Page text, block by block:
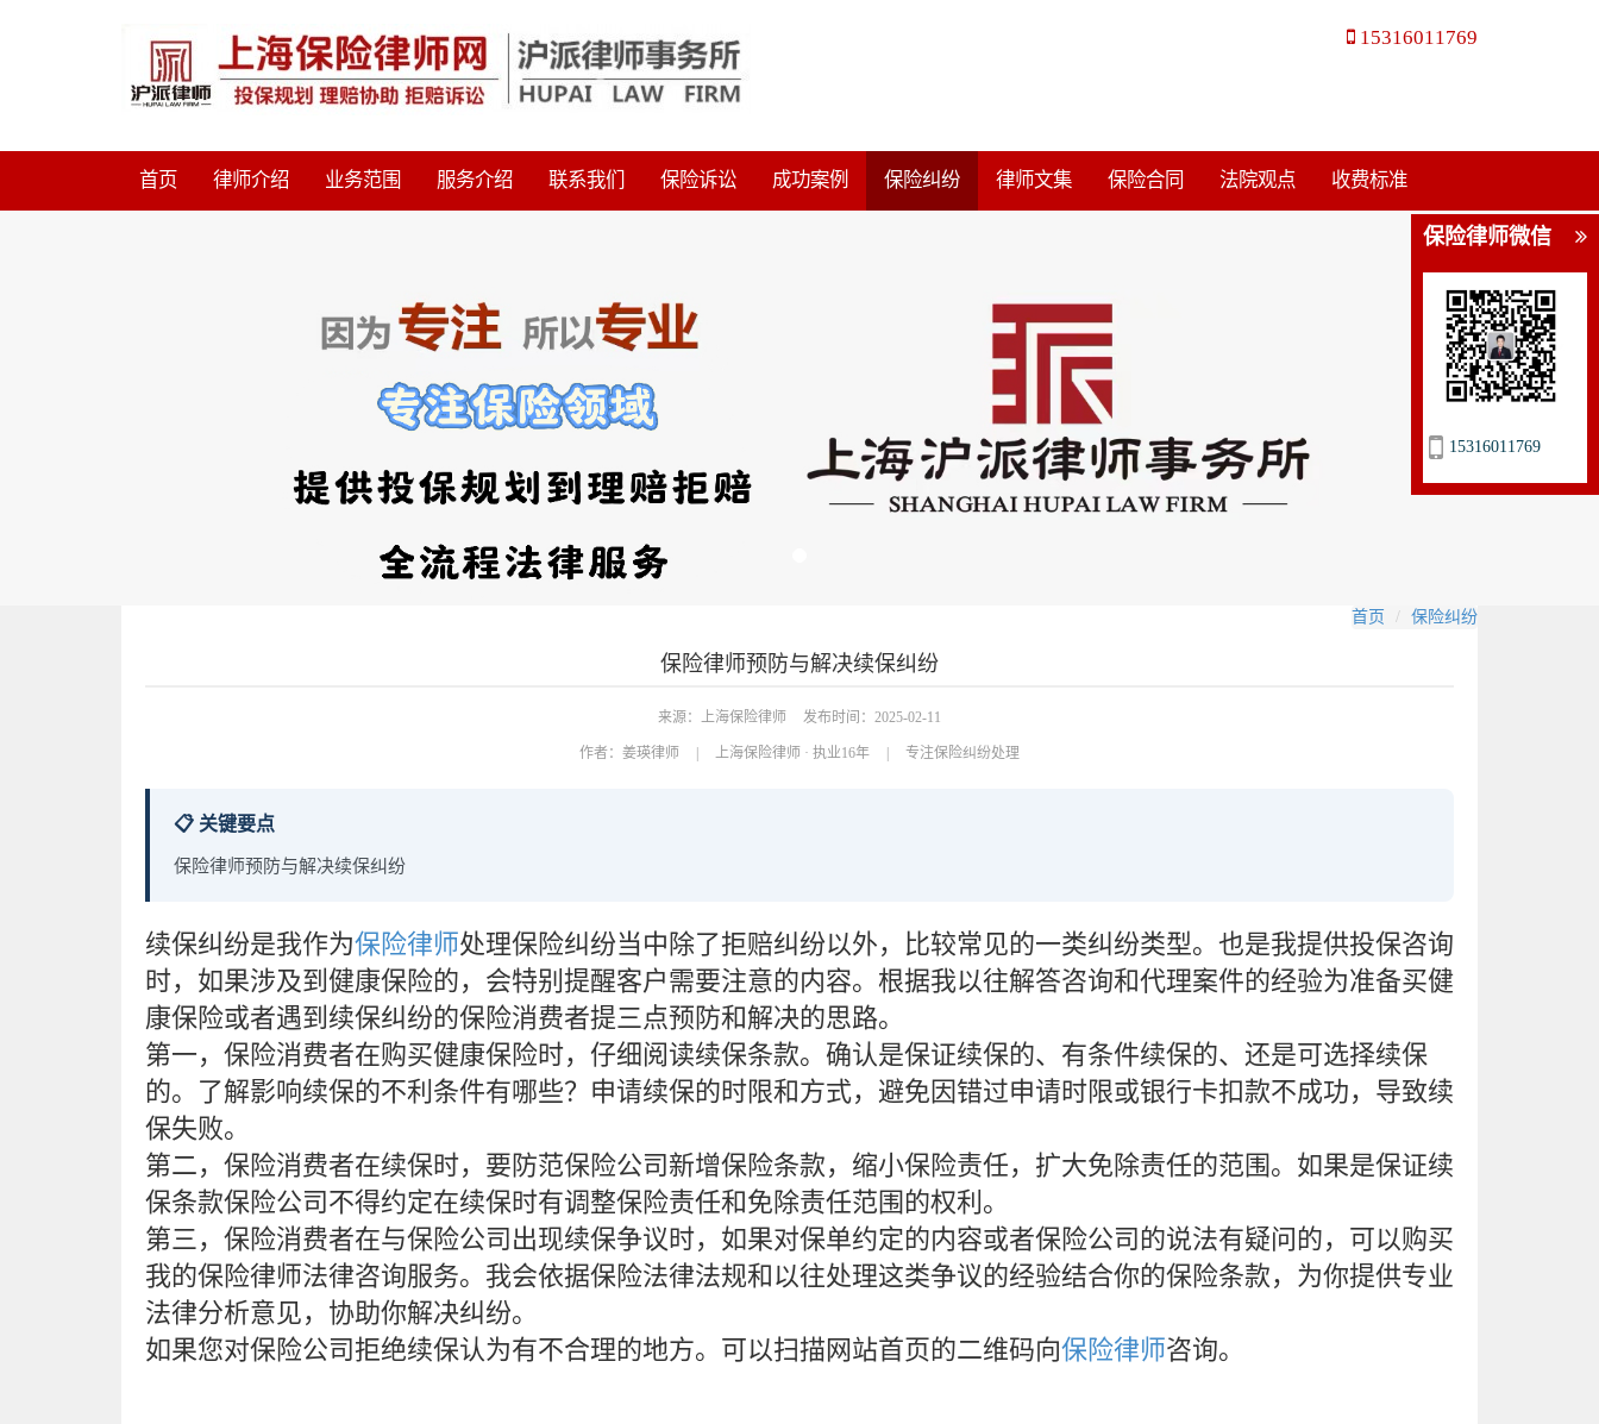
15316011769
首页 律师介绍 业务范围 服务介绍 联系我们 保险诉讼 成功案例 保险纠纷 律师文集 保险合同 法院观点 收费标准
首页 保险纠纷
保险律师预防与解决续保纠纷
来源：上海保险律师 发布时间：2025-02-11
作者： 姜瑛律师 上海保险律师 · 执业16年 专注保险纠纷处理
📋 关键要点
保险律师预防与解决续保纠纷
续保纠纷是我作为保险律师处理保险纠纷当中除了拒赔纠纷以外，比较常见的一类纠纷类型。也是我提供投保咨询
时，如果涉及到健康保险的，会特别提醒客户需要注意的内容。根据我以往解答咨询和代理案件的经验为准备买健
康保险或者遇到续保纠纷的保险消费者提三点预防和解决的思路。
第一，保险消费者在购买健康保险时，仔细阅读续保条款。确认是保证续保的、有条件续保的、还是可选择续保
的。了解影响续保的不利条件有哪些？申请续保的时限和方式，避免因错过申请时限或银行卡扣款不成功，导致续
保失败。
第二，保险消费者在续保时，要防范保险公司新增保险条款，缩小保险责任，扩大免除责任的范围。如果是保证续
保条款保险公司不得约定在续保时有调整保险责任和免除责任范围的权利。
第三，保险消费者在与保险公司出现续保争议时，如果对保单约定的内容或者保险公司的说法有疑问的，可以购买
我的保险律师法律咨询服务。我会依据保险法律法规和以往处理这类争议的经验结合你的保险条款，为你提供专业
法律分析意见，协助你解决纠纷。
如果您对保险公司拒绝续保认为有不合理的地方。可以扫描网站首页的二维码向保险律师咨询。
保险律师微信
15316011769